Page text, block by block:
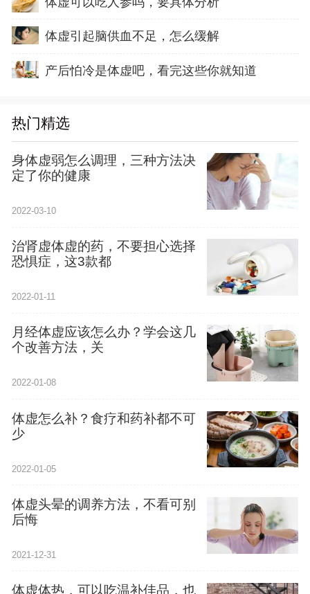
体虚引起脑供血不足，怎么缓解
产后怕冷是体虚吧，看完这些你就知道
热门精选
身体虚弱怎么调理，三种方法决
定了你的健康
2022-03-10
治肾虚体虚的药，不要担心选择
恐惧症，这3款都
2022-01-11
月经体虚应该怎么办？学会这几
个改善方法，关
2022-01-08
体虚怎么补？食疗和药补都不可
少
2022-01-05
体虚头晕的调养方法，不看可别
后悔
2021-12-31
体虚体热，可以吃温补佳品，也